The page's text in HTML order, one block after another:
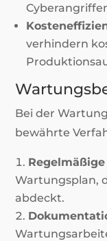
verhindern
Bei der
bewährte
Wartungsplan,
abdeckt.